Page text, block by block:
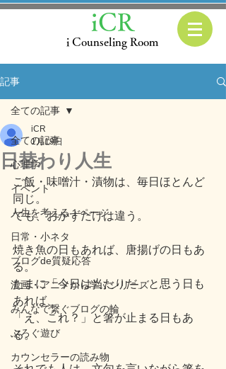
i Counseling Room
iCR
記事
全ての記事
心理学
イベント
人生を考える１ページ
日常・小ネタ
ブログde質疑応答
漫画・アニメから学ぶシリーズ
みんなで繋ぐブログの輪
ぶろぐ遊び
カウンセラーの読み物
全ての記事
日替わり人生
iCR
1月19日
ご飯・味噌汁・漬物は、毎日ほとんど
同じ。
でも、おかずだけは違う。
焼き魚の日もあれば、唐揚げの日もあ
る。
たまに「今日は当たりだ」と思う日も
あれば、
「え、これ？」と箸が止まる日もあ
る。